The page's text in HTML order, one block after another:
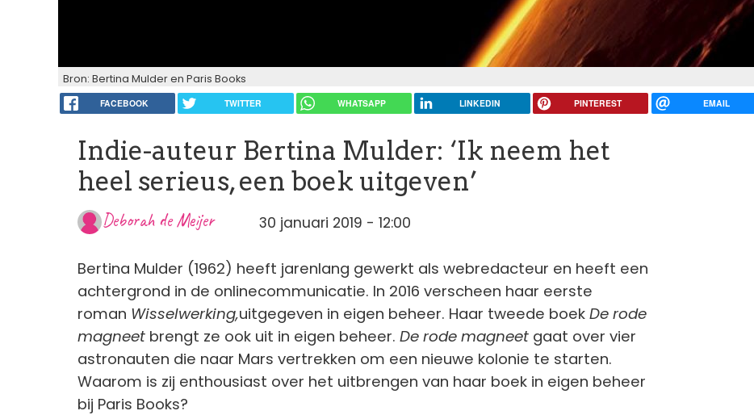
Bron: Bertina Mulder en Paris Books
FACEBOOK TWITTER WHATSAPP LINKEDIN PINTEREST EMAIL
Indie-auteur Bertina Mulder: ‘Ik neem het
heel serieus, een boek uitgeven’
Deborah de Meijer 30 januari 2019 - 12:00
Bertina Mulder (1962) heeft jarenlang gewerkt als webredacteur en heeft een
achtergrond in de onlinecommunicatie. In 2016 verscheen haar eerste
roman Wisselwerking,uitgegeven in eigen beheer. Haar tweede boek De rode
magneet brengt ze ook uit in eigen beheer. De rode magneet gaat over vier
astronauten die naar Mars vertrekken om een nieuwe kolonie te starten.
Waarom is zij enthousiast over het uitbrengen van haar boek in eigen beheer
bij Paris Books?